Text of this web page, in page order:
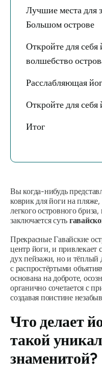
Лучшие места для
Большом острове
Откройте для
волшебство
Расслабляющая
Откройте для себя
Итог
Вы когда-нибудь
коврик для йоги на
легкого островного
заключается суть
Прекрасные Гавайские
центр йоги, и привлекает
дух пейзажи, но и тёплый
с распростёртыми
основана на доброте,
органично сочетается с
создавая поистине
Что делает
такой
знаменитой?